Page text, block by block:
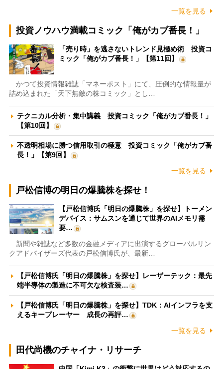
一覧を見る
投資ノウハウ満載コミック「俺がカブ番長！」
「売り時」を逃さないトレンド見極め術 投資コ
ミック「俺がカブ番長！」【第11回】
かつて投資情報雑誌「マネーポスト」にて、圧倒的な情報量が
詰め込まれた「天下無敵の株コミック」とし…
テクニカル分析・集中講義 投資コミック「俺がカブ番長！」
【第10回】
不透明相場に勝つ信用取引の極意 投資コミック「俺がカブ番
長！」【第9回】
一覧を見る
戸松信博の明日の爆騰株を探せ！
【戸松信博氏「明日の爆騰株」を探せ】トーメン
デバイス：サムスンを通じて世界のAIメモリ需
要…
新聞や雑誌など多数の金融メディアに出演するグローバルリン
クアドバイザーズ代表の戸松信博氏が、最新…
【戸松信博氏「明日の爆騰株」を探せ】レーザーテック：最先
端半導体の製造に不可欠な検査装…
【戸松信博氏「明日の爆騰株」を探せ】TDK：AIインフラを支
えるキープレーヤー 成長の再評…
一覧を見る
田代尚機のチャイナ・リサーチ